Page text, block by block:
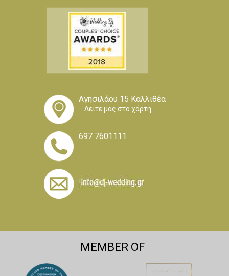
Αγησιλάου 15 Καλλιθέα
Δείτε μας στο χάρτη
697 7601111
MEMBER OF